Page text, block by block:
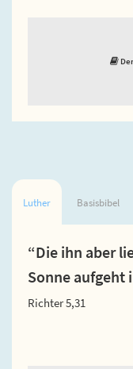
Luther Basisbibel
“Die ihn aber
Sonne aufgeht
Richter 5,31